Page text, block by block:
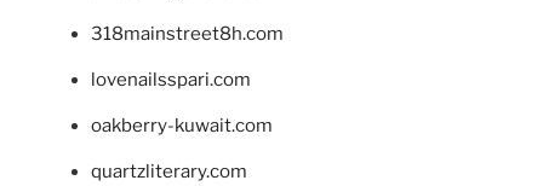
318mainstreet8h.com
lovenailsspari.com
oakberry-kuwait.com
quartzliterary.com